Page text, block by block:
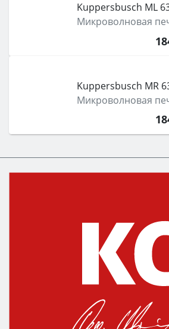
Kuppersbusch ML
Микроволновая
Kuppersbusch MR
Микроволновая